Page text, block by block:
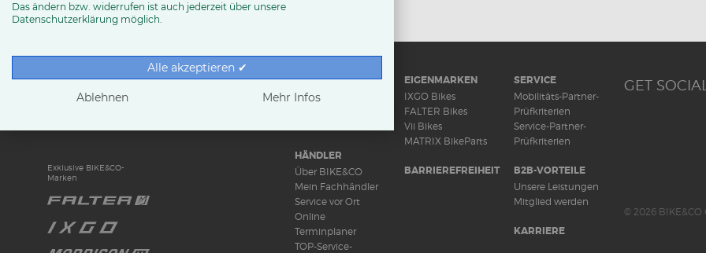
Exklusive BIKE&CO-
Marken
RUND UMS RAD
News & Trends
HÄNDLER
Über BIKE&CO
Mein Fachhändler
Service vor Ort
Online
Terminplaner
TOP-Service-
EIGENMARKEN
IXGO Bikes
FALTER Bikes
Vii Bikes
MATRIX BikeParts
BARRIEREFREIHEIT
SERVICE
Mobilitäts-Partner-
Prüfkriterien
Service-Partner-
Prüfkriterien
B2B-VORTEILE
Unsere Leistungen
Mitglied werden
KARRIERE
GET
© 2026 BIKE&CO
Das ändern bzw. widerrufen ist auch jederzeit über unsere
Datenschutzerklärung möglich.
Alle akzeptieren ✔
Ablehnen Mehr Infos